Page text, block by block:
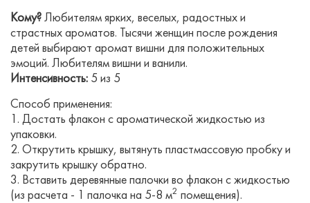
Кому? Любителям ярких, веселых, радостных и
страстных ароматов. Тысячи женщин после рождения
детей выбирают аромат вишни для положительных
эмоций. Любителям вишни и ванили.
Интенсивность: 5 из 5
Способ применения:
1. Достать флакон с ароматической жидкостью из
упаковки.
2. Открутить крышку, вытянуть пластмассовую пробку и
закрутить крышку обратно.
3. Вставить деревянные палочки во флакон с жидкостью
(из расчета - 1 палочка на 5-8 м2 помещения).